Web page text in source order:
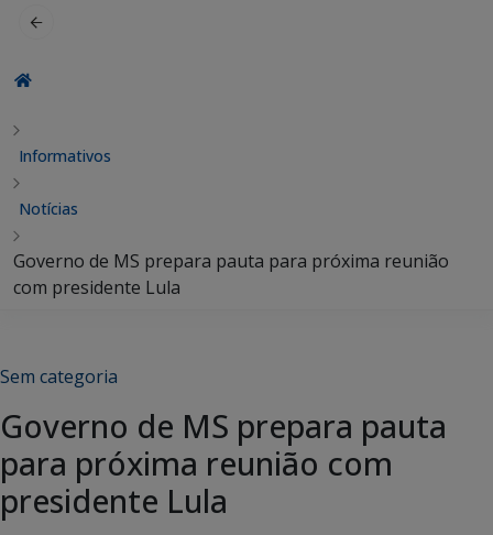
Informativos
Notícias
Governo de MS prepara pauta para próxima reunião
com presidente Lula
Sem categoria
Governo de MS prepara pauta
para próxima reunião com
presidente Lula